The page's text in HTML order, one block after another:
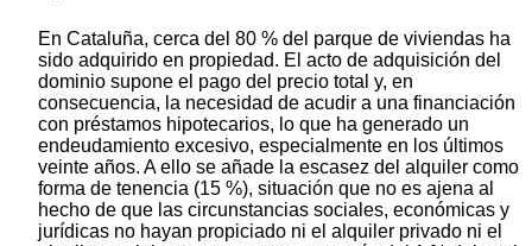
En Cataluña, cerca del 80 % del parque de viviendas ha
sido adquirido en propiedad. El acto de adquisición del
dominio supone el pago del precio total y, en
consecuencia, la necesidad de acudir a una financiación
con préstamos hipotecarios, lo que ha generado un
endeudamiento excesivo, especialmente en los últimos
veinte años. A ello se añade la escasez del alquiler como
forma de tenencia (15 %), situación que no es ajena al
hecho de que las circunstancias sociales, económicas y
jurídicas no hayan propiciado ni el alquiler privado ni el